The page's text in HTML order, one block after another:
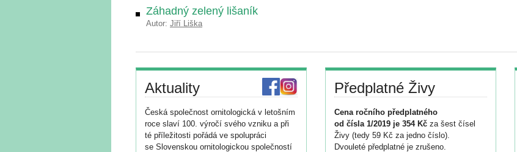
Záhadný zelený lišaník
Autor: Jiří Liška
Aktuality
Česká společnost ornitologická v letošním
roce slaví 100. výročí svého vzniku a při
té příležitosti pořádá ve spolupráci
se Slovenskou ornitologickou společností
Předplatné Živy
Cena ročního předplatného
od čísla 1/2019 je 354 Kč za šest čísel
Živy (tedy 59 Kč za jedno číslo).
Dvouleté předplatné je zrušeno.